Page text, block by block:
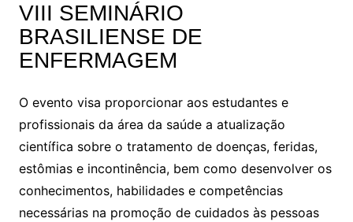
VIII SEMINÁRIO
BRASILIENSE DE
ENFERMAGEM
O evento visa proporcionar aos estudantes e
profissionais da área da saúde a atualização
científica sobre o tratamento de doenças, feridas,
estômias e incontinência, bem como desenvolver os
conhecimentos, habilidades e competências
necessárias na promoção de cuidados às pessoas